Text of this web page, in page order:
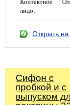
лицо:
Открыть
Сифoн с
пробкой и с
выпуском